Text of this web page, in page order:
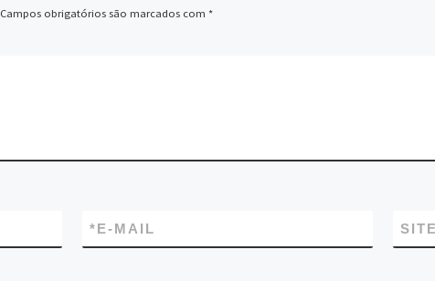
Campos obrigatórios são marcados com *
E-MAIL
* SITE